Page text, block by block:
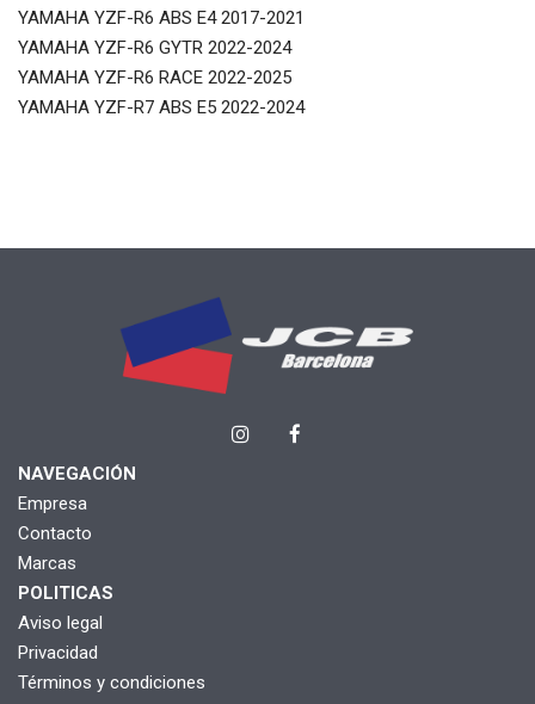
YAMAHA YZF-R6 ABS E4 2017-2021
YAMAHA YZF-R6 GYTR 2022-2024
YAMAHA YZF-R6 RACE 2022-2025
YAMAHA YZF-R7 ABS E5 2022-2024
NAVEGACIÓN
Empresa
Contacto
Marcas
POLITICAS
Aviso legal
Privacidad
Términos y condiciones